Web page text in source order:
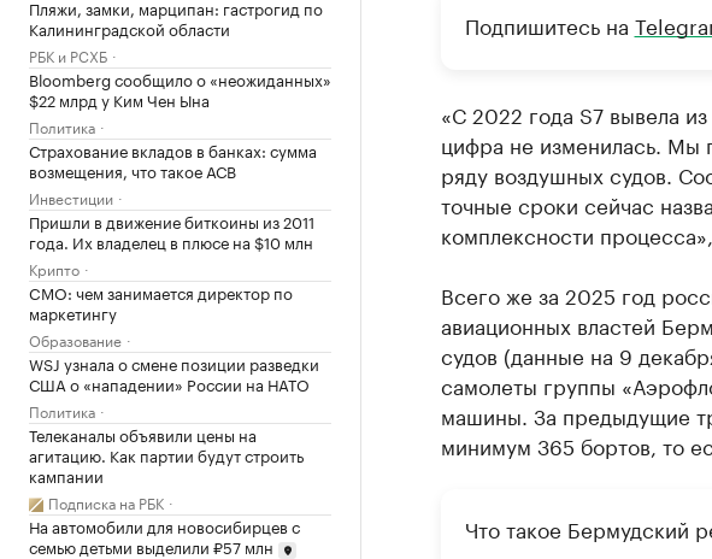
Пляжи, замки, марципан: гастрогид по
Калининградской области
РБК и РСХБ
Bloomberg сообщило о «неожиданных»
$22 млрд у Ким Чен Ына
Политика
Страхование вкладов в банках: сумма
возмещения, что такое АСВ
Инвестиции
Пришли в движение биткоины из 2011
года. Их владелец в плюсе на $10 млн
Крипто
CMO: чем занимается директор по
маркетингу
Образование
WSJ узнала о смене позиции разведки
США о «нападении» России на НАТО
Политика
Телеканалы объявили цены на
агитацию. Как партии будут строить
кампании
Подписка на РБК
На автомобили для новосибирцев с
семью детьми выделили ₽57 млн
Подпишитесь на
«С 2022 года S7 вывела
цифра не изменилась. Мы
ряду воздушных судов.
точные сроки сейчас
комплексности
Всего же за 2025 год
авиационных властей
судов (данные на 9
самолеты группы
машины. За предыдущие
минимум 365 бортов, то
Что такое Бермудский